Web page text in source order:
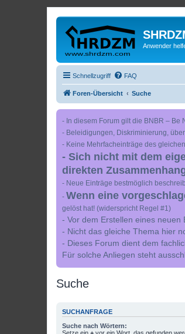
Anwender
Schnellzugriff FAQ
Foren-Übersicht Suche
- In diesem Forum gilt die BNBR – Be
- Beleidigungen, Diskriminierung,
- Keine Mehrfacheinträge des
- Sich nicht mit dem
direkten
- Neue Einträge bestmöglich
- Wenn eine
gelöst hat! (widerspricht Regel #1)
- Vor dem Erstellen eines neuen
- Nicht das gleiche Thema hier
- Dieses Forum dient dem
Für solche Anliegen steht
Suche
SUCHANFRAGE
Suche nach Wörtern: